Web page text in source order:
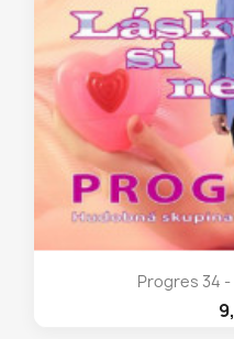
Progres 34 -